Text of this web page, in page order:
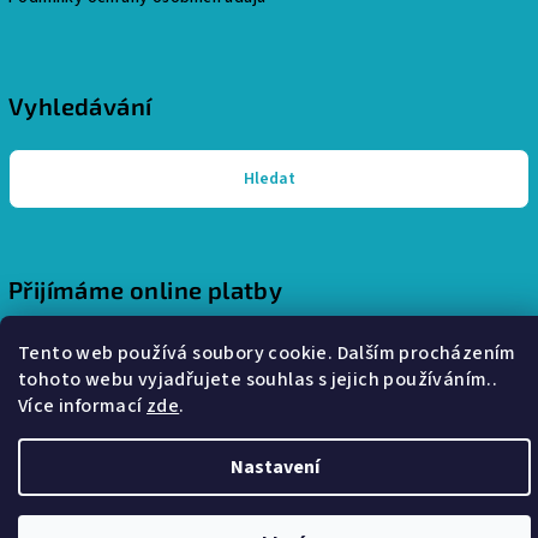
Tento web používá soubory cookie. Dalším procházením
tohoto webu vyjadřujete souhlas s jejich používáním..
Více informacízde.
Nastavení
Vyhledávání
Hledat
Přijímáme online platby
Copyright 2026
Všechna práva vyhrazena.
Vytvořil Shoptet